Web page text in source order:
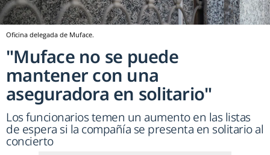
Oficina delegada de Muface.
"Muface no se puede
mantener con una
aseguradora en solitario"
Los funcionarios temen un aumento en las listas
de espera si la compañía se presenta en solitario al
concierto